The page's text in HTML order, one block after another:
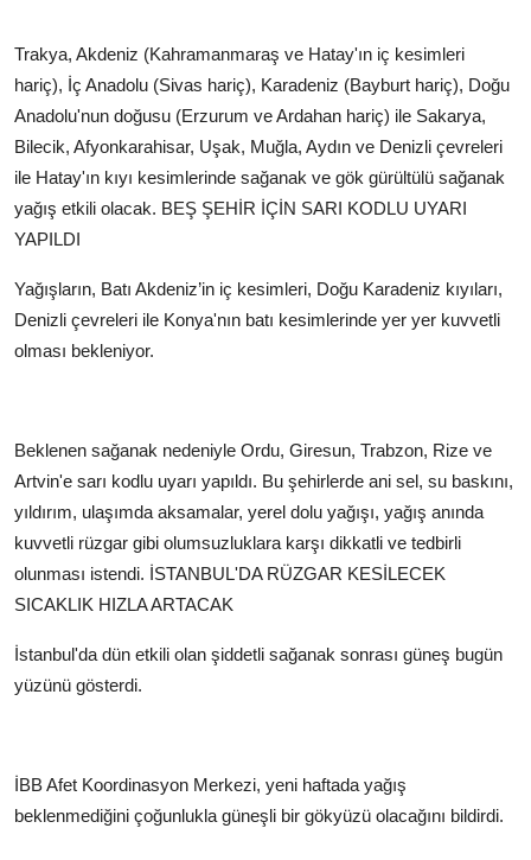
Trakya, Akdeniz (Kahramanmaraş ve Hatay'ın iç kesimleri
hariç), İç Anadolu (Sivas hariç), Karadeniz (Bayburt hariç), Doğu
Anadolu'nun doğusu (Erzurum ve Ardahan hariç) ile Sakarya,
Bilecik, Afyonkarahisar, Uşak, Muğla, Aydın ve Denizli çevreleri
ile Hatay'ın kıyı kesimlerinde sağanak ve gök gürültülü sağanak
yağış etkili olacak. BEŞ ŞEHİR İÇİN SARI KODLU UYARI
YAPILDI
Yağışların, Batı Akdeniz’in iç kesimleri, Doğu Karadeniz kıyıları,
Denizli çevreleri ile Konya'nın batı kesimlerinde yer yer kuvvetli
olması bekleniyor.
Beklenen sağanak nedeniyle Ordu, Giresun, Trabzon, Rize ve
Artvin'e sarı kodlu uyarı yapıldı. Bu şehirlerde ani sel, su baskını,
yıldırım, ulaşımda aksamalar, yerel dolu yağışı, yağış anında
kuvvetli rüzgar gibi olumsuzluklara karşı dikkatli ve tedbirli
olunması istendi. İSTANBUL'DA RÜZGAR KESİLECEK
SICAKLIK HIZLA ARTACAK
İstanbul'da dün etkili olan şiddetli sağanak sonrası güneş bugün
yüzünü gösterdi.
İBB Afet Koordinasyon Merkezi, yeni haftada yağış
beklenmediğini çoğunlukla güneşli bir gökyüzü olacağını bildirdi.